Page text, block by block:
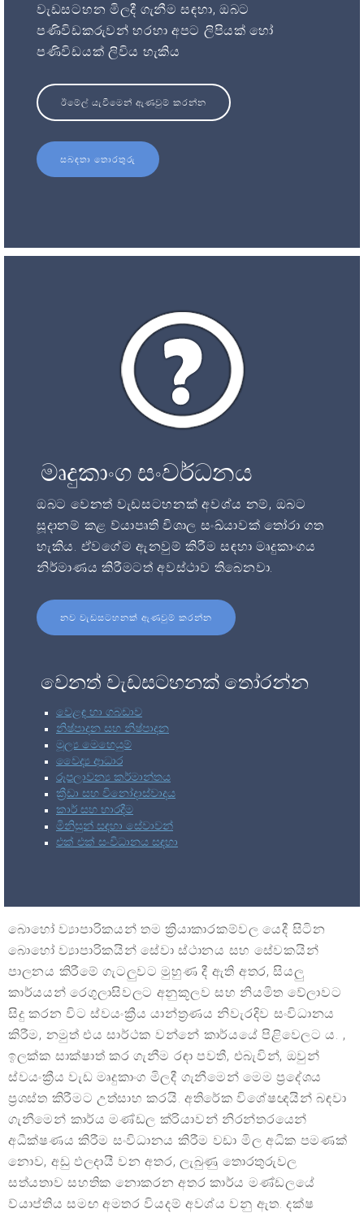
වැඩසටහන මිලදී ගැනීම සඳහා, ඔබට
පණිවිඩකරුවන් හරහා අපට ලිපියක් හෝ
පණිවිඩයක් ලිවිය හැකිය
ඊමේල් යැවීමෙන් ඇණවුම් කරන්න
සබඳතා තොරතුරු
මෘදුකාංග සංවර්ධනය
ඔබට වෙනත් වැඩසටහනක් අවශ්ය නම්, ඔබට
සූදානම් කළ ව්යාපෘති විශාල සංඛ්යාවක් තෝරා ගත
හැකිය. ඒවගේම ඇනවුම් කිරීම සඳහා මෘදුකාංගය
නිර්මාණය කිරීමටත් අවස්ථාව තිබෙනවා.
නව වැඩසටහනක් ඇණවුම් කරන්න
වෙනත් වැඩසටහනක් තෝරන්න
වෙළඳ හා ගබඩාව
නිෂ්පාදන සහ නිෂ්පාදන
මූල්‍ය මෙහෙයුම්
වෛද්‍ය ආධාර
රූපලාවන්‍ය කර්මාන්තය
ක්‍රීඩා සහ විනෝදාස්වාදය
කාර් සහ භාරදීම
මිනිසුන් සඳහා සේවාවන්
එක් එක් සංවිධානය සඳහා
බොහෝ ව්‍යාපාරිකයන් තම ක්‍රියාකාරකම්වල යෙදී සිටින
බොහෝ ව්‍යාපාරිකයින් සේවා ස්ථානය සහ සේවකයින්
පාලනය කිරීමේ ගැටලුවට මුහුණ දී ඇති අතර, සියලු
කාර්යයන් රෙගුලාසිවලට අනුකූලව සහ නියමිත වේලාවට
සිදු කරන විට ස්වයංක්‍රීය යාන්ත්‍රණය නිවැරදිව සංවිධානය
කිරීම, නමුත් එය සාර්ථක වන්නේ කාර්යයේ පිළිවෙලට ය. ,
ඉලක්ක සාක්ෂාත් කර ගැනීම රඳා පවතී, එබැවින්, ඔවුන්
ස්වයංක්‍රීය වැඩ මෘදුකාංග මිලදී ගැනීමෙන් මෙම ප්‍රදේශය
ප්‍රශස්ත කිරීමට උත්සාහ කරයි. අතිරේක විශේෂඥයින් බඳවා
ගැනීමෙන් කාර්ය මණ්ඩල ක්රියාවන් නිරන්තරයෙන්
අධීක්ෂණය කිරීම සංවිධානය කිරීම වඩා මිල අධික පමණක්
නොව, අඩු ඵලදායී වන අතර, ලැබුණු තොරතුරුවල
සත්යතාව සහතික නොකරන අතර කාර්ය මණ්ඩලයේ
ව්යාප්තිය සමඟ අමතර වියදම් අවශ්ය වනු ඇත. දක්ෂ